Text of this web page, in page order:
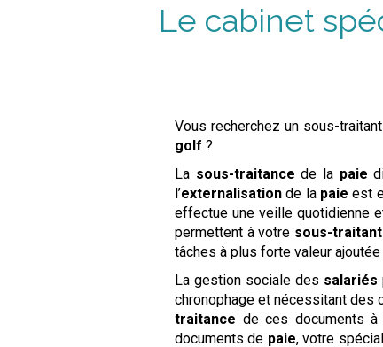
Le cabinet
Vous recherchez un sous-
golf ?
La sous-traitance de la paie
l’externalisation de la paie est
effectue une veille quotidienne
permettent à votre sous-traitant
tâches à plus forte valeur
La gestion sociale des salariés
chronophage et nécessitant des
traitance de ces documents
documents de paie, votre